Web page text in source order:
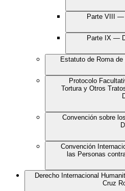
Parte VIII —
Parte IX —
Estatuto de Roma
Protocolo
Tortura y Otros
Convención sobre
Convención
las Personas
Derecho Internacional
Cruz